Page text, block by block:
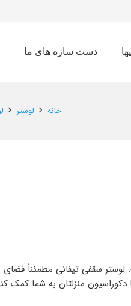
دست سازه های ما
خانه لوستر
سقفی تیفانی مطمئناً
دکوراسیون منزلتان به شما کمک